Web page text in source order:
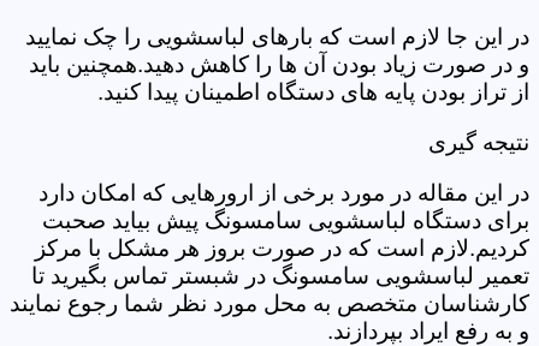
در این جا لازم است که بارهای لباسشویی را چک نمایید
و در صورت زیاد بودن آن ها را کاهش دهید.همچنین باید
از تراز بودن پایه های دستگاه اطمینان پیدا کنید.
نتیجه گیری
در این مقاله در مورد برخی از ارورهایی که امکان دارد
برای دستگاه لباسشویی سامسونگ پیش بیاید صحبت
کردیم.لازم است که در صورت بروز هر مشکل با مرکز
تعمیر لباسشویی سامسونگ در شبستر تماس بگیرید تا
کارشناسان متخصص به محل مورد نظر شما رجوع نمایند
و به رفع ایراد بپردازند.